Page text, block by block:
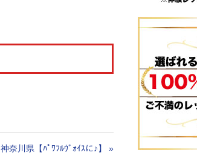
神奈川県【ﾊﾟﾜﾌﾙｳﾞｫｲｽに♪】 »